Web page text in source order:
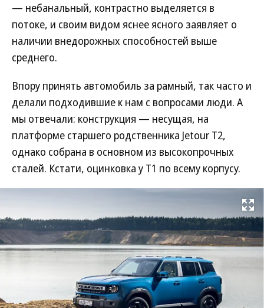
— небанальный, контрастно выделяется в
потоке, и своим видом яснее ясного заявляет о
наличии внедорожных способностей выше
среднего.
Впору принять автомобиль за рамный, так часто и
делали подходившие к нам с вопросами люди. А
мы отвечали: конструкция — несущая, на
платформе старшего родственника Jetour Т2,
однако собрана в основном из высокопрочных
сталей. Кстати, оцинковка у Т1 по всему корпусу.
Развернуть